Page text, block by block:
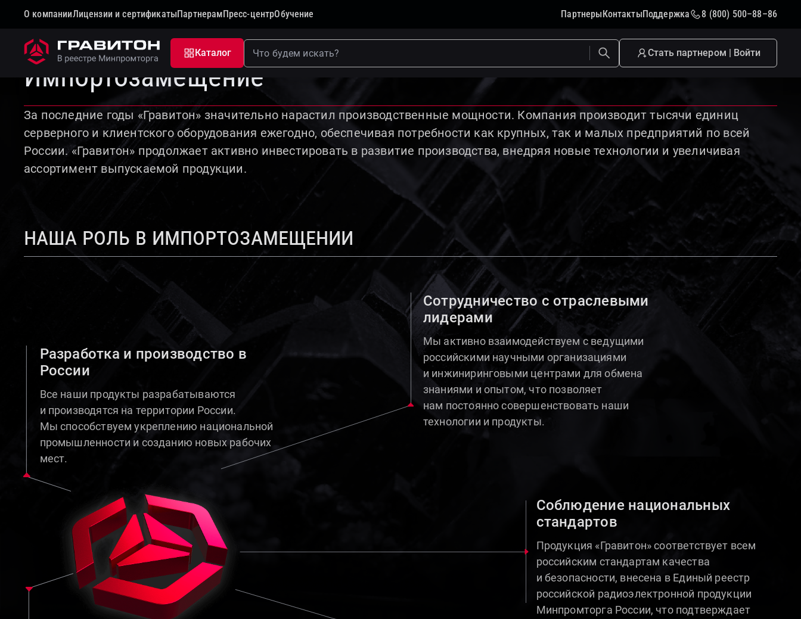
О компанииЛицензии и сертификатыПартнерамПресс-центрОбучение ПартнерыКонтактыПоддержка 8 (800) 500–88–86
Каталог Стать партнером | Войти
Импортозамещение
За последние годы «Гравитон» значительно нарастил производственные мощности. Компания производит тысячи единиц
серверного и клиентского оборудования ежегодно, обеспечивая потребности как крупных, так и малых предприятий по всей
России. «Гравитон» продолжает активно инвестировать в развитие производства, внедряя новые технологии и увеличивая
ассортимент выпускаемой продукции.
наша роль в импортозамещении
Разработка и производство в
России
Все наши продукты разрабатываются
и производятся на территории России.
Мы способствуем укреплению национальной
промышленности и созданию новых рабочих
мест.
Сотрудничество с отраслевыми
лидерами
Мы активно взаимодействуем с ведущими
российскими научными организациями
и инжиниринговыми центрами для обмена
знаниями и опытом, что позволяет
нам постоянно совершенствовать наши
технологии и продукты.
Соблюдение национальных
стандартов
Продукция «Гравитон» соответствует всем
российским стандартам качества
и безопасности, внесена в Единый реестр
российской радиоэлектронной продукции
Минпромторга России, что подтверждает